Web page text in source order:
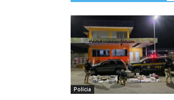
Polícia